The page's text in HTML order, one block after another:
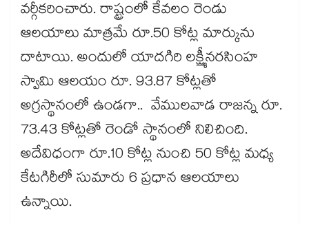
వర్గీకరించారు. రాష్ట్రంలో కేవలం రెండు
ఆలయాలు మాత్రమే రూ.50 కోట్ల మార్కును
దాటాయి. అందులో యాదగిరి లక్ష్మీనరసింహ
స్వామి ఆలయం రూ. 93.87 కోట్లతో
అగ్రస్థానంలో ఉండగా.. వేములవాడ రాజన్న రూ.
73.43 కోట్లతో రెండో స్థానంలో నిలిచింది.
అదేవిధంగా రూ.10 కోట్ల నుంచి 50 కోట్ల మధ్య
కేటగిరీలో సుమారు 6 ప్రధాన ఆలయాలు
ఉన్నాయి.